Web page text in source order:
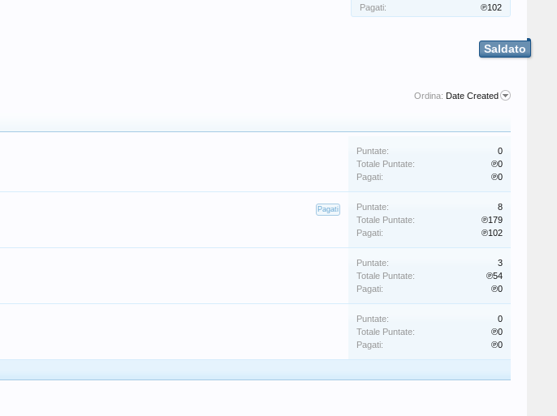
Pagati:
℗102
Saldato
Ordina: Date Created
Puntate:
0
Totale Puntate:
℗0
Pagati:
℗0
Pagati Puntate:
8
Totale Puntate:
℗179
Pagati:
℗102
Puntate:
3
Totale Puntate:
℗54
Pagati:
℗0
Puntate:
0
Totale Puntate:
℗0
Pagati:
℗0